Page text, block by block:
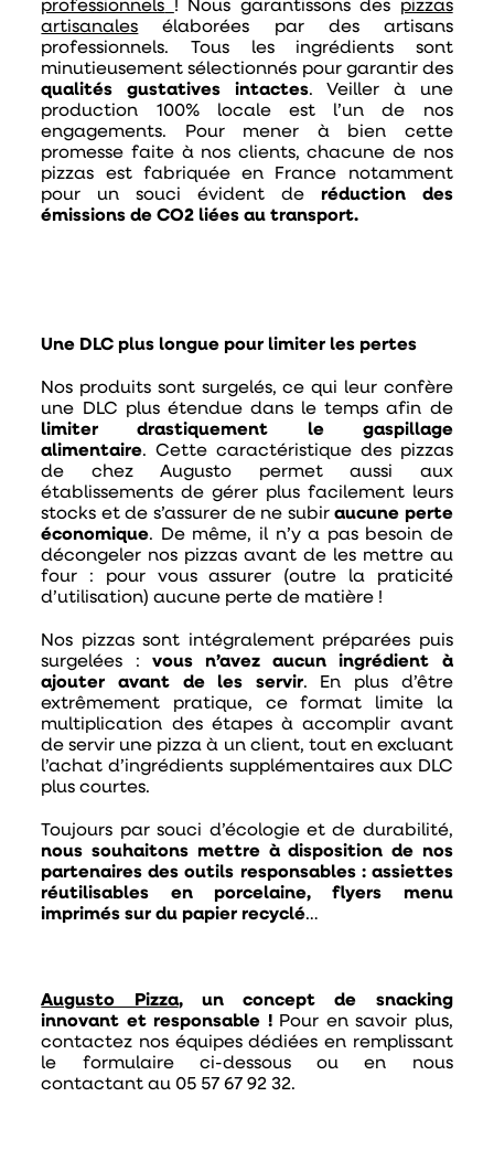
professionnels
! Nous garantissons des pizzas
artisanales élaborées par des artisans
professionnels. Tous les ingrédients sont
minutieusement sélectionnés pour garantir des
qualités gustatives intactes. Veiller à une
production 100% locale est l’un de nos
engagements. Pour mener à bien cette
promesse faite à nos clients, chacune de nos
pizzas est fabriquée en France notamment
pour un souci évident de réduction des
émissions de CO2 liées au transport.
Une DLC plus longue pour limiter les pertes
Nos produits sont surgelés, ce qui leur confère
une DLC plus étendue dans le temps afin de
limiter drastiquement le gaspillage
alimentaire. Cette caractéristique des pizzas
de chez Augusto permet aussi aux
établissements de gérer plus facilement leurs
stocks et de s’assurer de ne subiraucune perte
économique. De même, il n’y a pas besoin de
décongeler nos pizzas avant de les mettre au
four : pour vous assurer (outre la praticité
d’utilisation) aucune perte de matière !
Nos pizzas sont intégralement préparées puis
surgelées : vous n’avez aucun ingrédient à
ajouter avant de les servir. En plus d’être
extrêmement pratique, ce format limite la
multiplication des étapes à accomplir avant
de servir une pizza à un client, tout en excluant
l’achat d’ingrédients supplémentaires aux DLC
plus courtes.
Toujours par souci d’écologie et de durabilité,
nous souhaitons mettre à disposition de nos
partenaires des outils responsables : assiettes
réutilisables en porcelaine, flyers menu
imprimés sur du papier recyclé…
Augusto Pizza, un concept de snacking
innovant et responsable !Pour en savoir plus,
contactez nos équipes dédiées en remplissant
le formulaire ci-dessous ou en nous
contactant au 05 57 67 92 32.